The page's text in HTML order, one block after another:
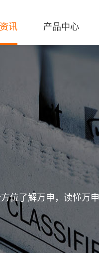
讯 产品中心
位了解万申，读懂万申